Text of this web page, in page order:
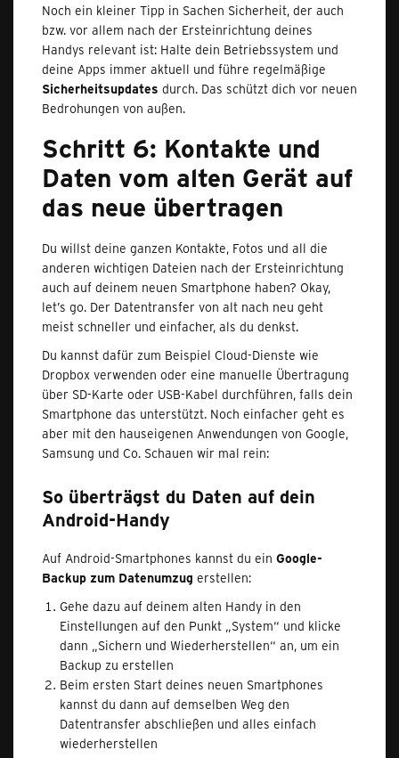
Noch ein kleiner Tipp in Sachen Sicherheit, der auch
bzw. vor allem nach der Ersteinrichtung deines
Handys relevant ist: Halte dein Betriebssystem und
deine Apps immer aktuell und führe regelmäßige
Sicherheitsupdates durch. Das schützt dich vor neuen
Bedrohungen von außen.
Schritt 6: Kontakte und
Daten vom alten Gerät auf
das neue übertragen
Du willst deine ganzen Kontakte, Fotos und all die
anderen wichtigen Dateien nach der Ersteinrichtung
auch auf deinem neuen Smartphone haben? Okay,
let’s go. Der Datentransfer von alt nach neu geht
meist schneller und einfacher, als du denkst.
Du kannst dafür zum Beispiel Cloud-Dienste wie
Dropbox verwenden oder eine manuelle Übertragung
über SD-Karte oder USB-Kabel durchführen, falls dein
Smartphone das unterstützt. Noch einfacher geht es
aber mit den hauseigenen Anwendungen von Google,
Samsung und Co. Schauen wir mal rein:
So überträgst du Daten auf dein
Android-Handy
Auf Android-Smartphones kannst du ein Google-
Backup zum Datenumzug erstellen:
Gehe dazu auf deinem alten Handy in den
Einstellungen auf den Punkt „System“ und klicke
dann „Sichern und Wiederherstellen“ an, um ein
Backup zu erstellen
Beim ersten Start deines neuen Smartphones
kannst du dann auf demselben Weg den
Datentransfer abschließen und alles einfach
wiederherstellen